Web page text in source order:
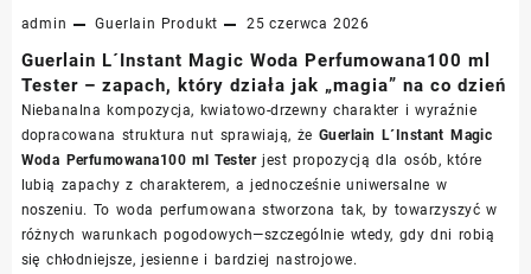
admin Guerlain Produkt 25 czerwca 2026
Guerlain L´Instant Magic Woda Perfumowana100 ml
Tester – zapach, który działa jak „magia” na co dzień
Niebanalna kompozycja, kwiatowo-drzewny charakter i wyraźnie
dopracowana struktura nut sprawiają, że Guerlain L´Instant Magic
Woda Perfumowana100 ml Testerjest propozycją dla osób, które
lubią zapachy z charakterem, a jednocześnie uniwersalne w
noszeniu. To woda perfumowana stworzona tak, by towarzyszyć w
różnych warunkach pogodowych—szczególnie wtedy, gdy dni robią
się chłodniejsze, jesienne i bardziej nastrojowe.